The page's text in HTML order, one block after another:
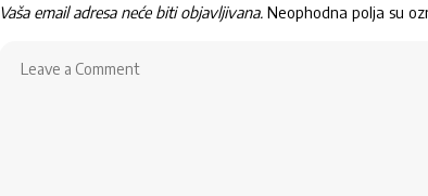
Vaša email adresa neće biti objavljivana. Neophodna polja su